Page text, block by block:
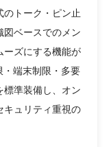
トーク・ピン止
図ベースでのメン
ーズにする機能が
・端末制限・多要
標準装備し、オン
キュリティ重視の